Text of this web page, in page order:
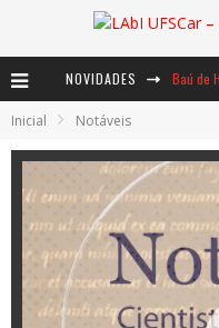
NOVIDADES
Inicial Notáveis